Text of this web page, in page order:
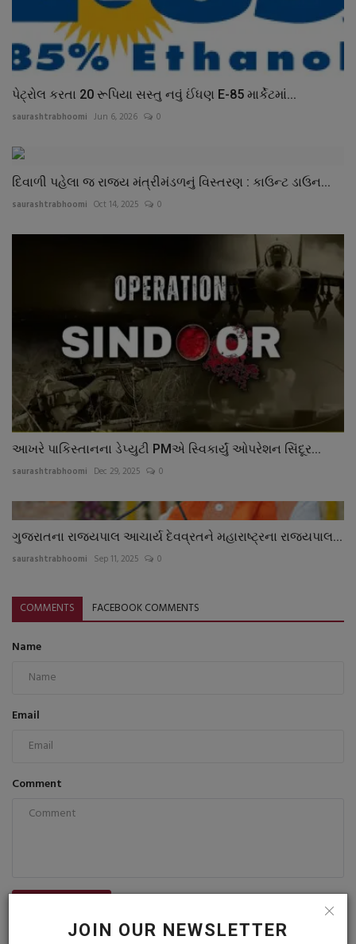
JOIN OUR NEWSLETTER
પેટ્રોલ કરતા 20 રૂપિયા સસ્તુ નવું ઈંધણ E-85 માર્કેટમાં...
saurashtrabhoomi Jun 6, 2026 0
દિવાળી પહેલા જ રાજય મંત્રીમંડળનું વિસ્તરણ : કાઉન્ટ ડાઉન...
saurashtrabhoomi Oct 14, 2025 0
આખરે પાકિસ્તાનના ડેપ્યુટી PMએ સ્વિકાર્યું ઓપરેશન સિંદૂર...
saurashtrabhoomi Dec 29, 2025 0
ગુજરાતના રાજ્યપાલ આચાર્ય દેવવ્રતને મહારાષ્ટ્રના રાજ્યપાલ...
saurashtrabhoomi Sep 11, 2025 0
COMMENTS FACEBOOK COMMENTS
Name
Email
Comment